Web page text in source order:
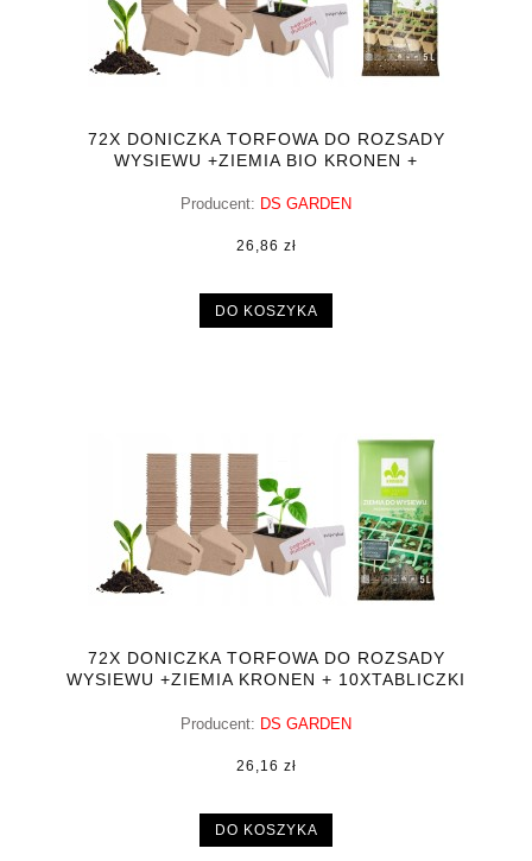
72X DONICZKA TORFOWA DO ROZSADY
WYSIEWU +ZIEMIA BIO KRONEN +
Producent: DS GARDEN
26,86 zł
DO KOSZYKA
72X DONICZKA TORFOWA DO ROZSADY
WYSIEWU +ZIEMIA KRONEN + 10XTABLICZKI
Producent: DS GARDEN
26,16 zł
DO KOSZYKA